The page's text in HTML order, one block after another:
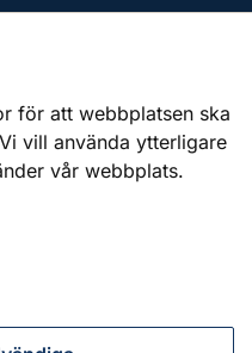
för att webbplatsen ska
vill använda ytterligare
vår webbplats.